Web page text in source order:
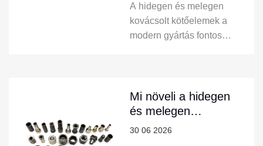
megoldásokat?
A hidegen és melegen
kovácsolt kötőelemek a
modern gyártás fontos
erősséget, tartósságot és
pontosságot igénylő
Mi növeli a hidegen
és melegen
kovácsolt kötőelemek
30 06 2026